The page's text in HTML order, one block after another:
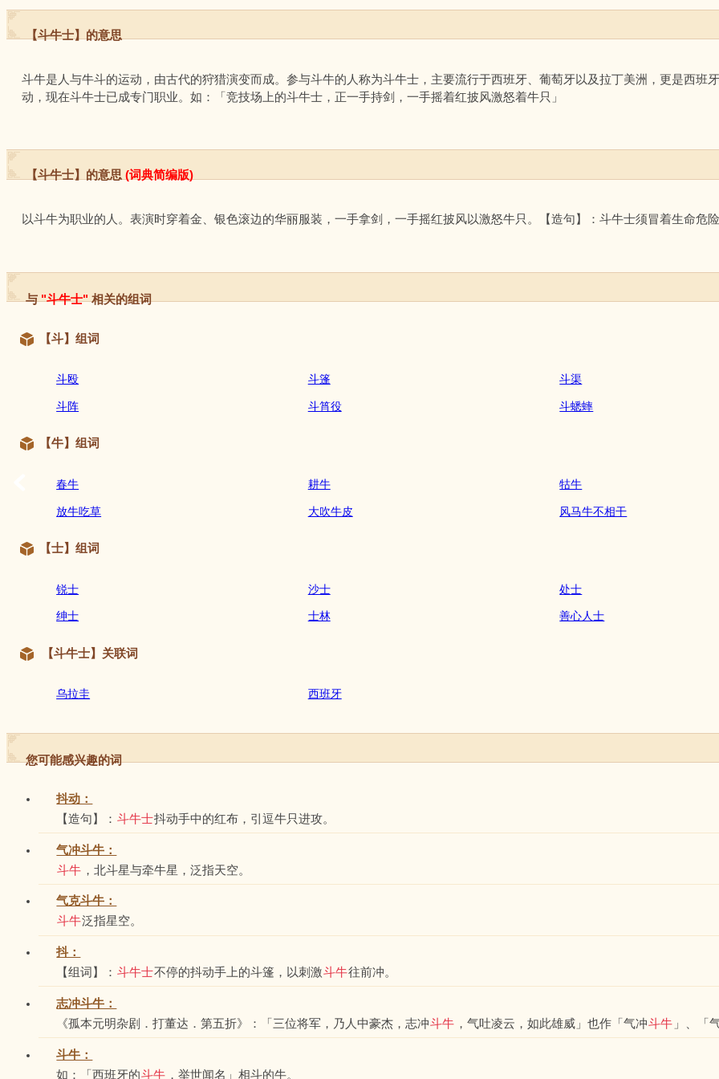
【斗牛士】的意思
斗牛是人与牛斗的运动，由古代的狩猎演变而成。参与斗牛的人称为斗牛士，主要流行于西班牙、葡萄牙以及拉丁美洲，更是西班
动，现在斗牛士已成专门职业。如：「竞技场上的斗牛士，正一手持剑，一手摇着红披风激怒着牛只」
【斗牛士】的意思 (词典简编版)
以斗牛为职业的人。表演时穿着金、银色滚边的华丽服装，一手拿剑，一手摇红披风以激怒牛只。【造句】：斗牛士须冒着生命危险
与"斗牛士"相关的组词
【斗】组词
斗殴 斗篷 斗渠
斗阵 斗筲役 斗蟋蟀
【牛】组词
春牛 耕牛 牯牛
放牛吃草 大吹牛皮 风马牛不相干
【士】组词
锐士 沙士 处士
绅士 士林 善心人士
【斗牛士】关联词
乌拉圭 西班牙
您可能感兴趣的词
抖动：
【造句】： 斗牛士抖动手中的红布，引逗牛只进攻。
气冲斗牛：
斗牛 ，北斗星与牵牛星，泛指天空。
气克斗牛：
斗牛泛指星空。
抖：
【组词】： 斗牛士不停的抖动手上的斗篷，以刺激斗牛往前冲。
志冲斗牛：
《孤本元明杂剧．打董达．第五折》：「三位将军，乃人中豪杰，志冲斗牛 ，气吐凌云，如此雄威」也作「气冲斗牛 」、「
斗牛：
如：「西班牙的斗牛 ，举世闻名」相斗的牛。